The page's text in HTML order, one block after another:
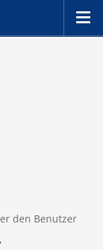
den Benutzer